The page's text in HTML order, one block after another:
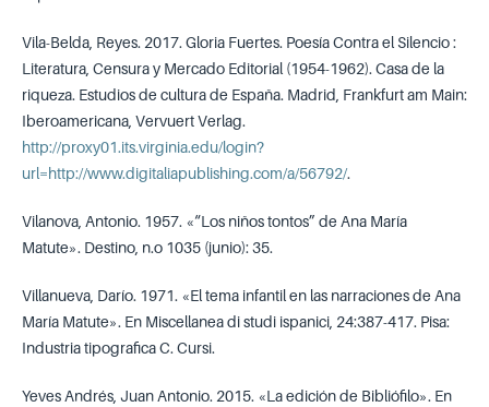
Vila-Belda, Reyes. 2017. Gloria Fuertes. Poesía Contra el Silencio :
Literatura, Censura y Mercado Editorial (1954-1962). Casa de la
riqueza. Estudios de cultura de España. Madrid, Frankfurt am Main:
Iberoamericana, Vervuert Verlag.
http://proxy01.its.virginia.edu/login?
url=http://www.digitaliapublishing.com/a/56792/.
Vilanova, Antonio. 1957. «“Los niños tontos” de Ana María
Matute». Destino, n.o 1035 (junio): 35.
Villanueva, Darío. 1971. «El tema infantil en las narraciones de Ana
María Matute». En Miscellanea di studi ispanici, 24:387-417. Pisa:
Industria tipografica C. Cursi.
Yeves Andrés, Juan Antonio. 2015. «La edición de Bibliófilo». En